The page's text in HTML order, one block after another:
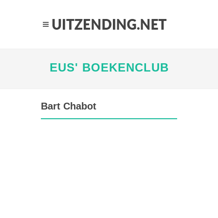
EUS' BOEKENCLUB
Bart Chabot